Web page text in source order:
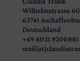
Wilhelmstrasse
63741
Deutschland
+49 6021 9200881